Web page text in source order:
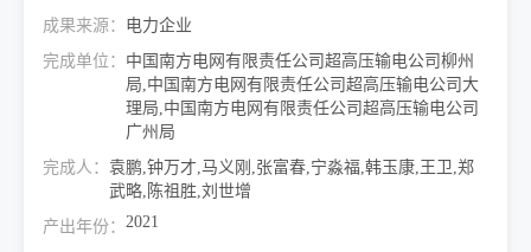
成果来源： 电力企业
完成单位： 中国南方电网有限责任公司超高压输电公司柳州
局,中国南方电网有限责任公司超高压输电公司大
理局,中国南方电网有限责任公司超高压输电公司
广州局
完成人： 袁鹏,钟万才,马义刚,张富春,宁淼福,韩玉康,王卫,郑
武略,陈祖胜,刘世增
产出年份： 2021